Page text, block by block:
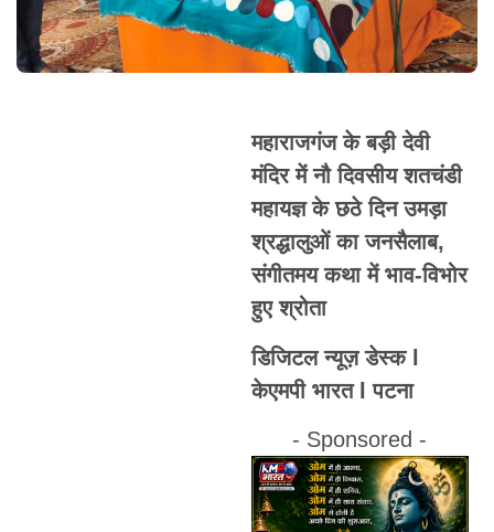
महाराजगंज के बड़ी देवी
मंदिर में नौ दिवसीय शतचंडी
महायज्ञ के छठे दिन उमड़ा
श्रद्धालुओं का जनसैलाब,
संगीतमय कथा में भाव-विभोर
हुए श्रोता
डिजिटल न्यूज़ डेस्क l
केएमपी भारत l पटना
- Sponsored -